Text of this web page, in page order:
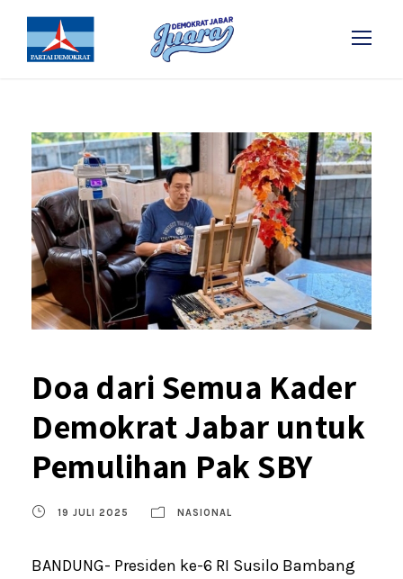
Doa dari Semua Kader
Demokrat Jabar untuk
Pemulihan Pak SBY
19 JULI 2025 NASIONAL
BANDUNG- Presiden ke-6 RI Susilo Bambang